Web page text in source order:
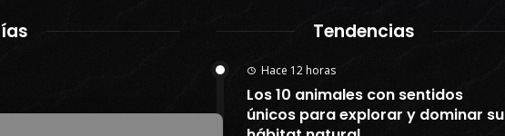
Tendencias
Hace 12 horas
Los 10 animales con sentidos
únicos para explorar y dominar su